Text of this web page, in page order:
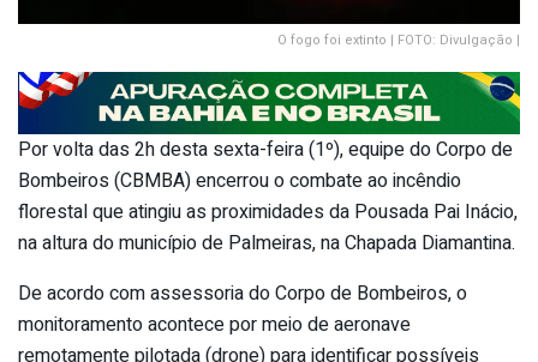
O fogo foi extinto | FOTO: Divulgação |
Por volta das 2h desta sexta-feira (1º), equipe do Corpo de
Bombeiros (CBMBA) encerrou o combate ao incêndio
florestal que atingiu as proximidades da Pousada Pai Inácio,
na altura do município de Palmeiras, na Chapada Diamantina.
De acordo com assessoria do Corpo de Bombeiros, o
monitoramento acontece por meio de aeronave
remotamente pilotada (drone) para identificar possíveis